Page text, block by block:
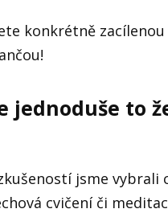
konkrétně
jednoduše to
jsme
cvičení či